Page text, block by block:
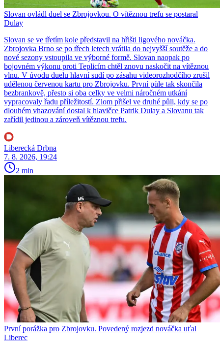
Slovan ovládl duel se Zbrojovkou. O vítěznou trefu se postaral
Dulay
Slovan se ve třetím kole představil na hřišti ligového nováčka.
Zbrojovka Brno se po třech letech vrátila do nejvyšší soutěže a do
nové sezony vstoupila ve výborné formě. Slovan naopak po
bojovném výkonu proti Teplicím chtěl znovu naskočit na vítěznou
vlnu. V úvodu duelu hlavní sudí po zásahu videorozhodčího zrušil
udělenou červenou kartu pro Zbrojovku. První půle tak skončila
bezbrankově, přesto si oba celky ve velmi náročném utkání
vypracovaly řadu příležitostí. Zlom přišel ve druhé půli, kdy se po
dlouhém vhazování dostal k hlavičce Patrik Dulay a Slovanu tak
zařídil jedinou a zároveň vítěznou trefu.
Liberecká Drbna
7. 8. 2026, 19:24
2 min
První porážka pro Zbrojovku. Povedený rozjezd nováčka uťal
Liberec